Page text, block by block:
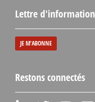
Lettre d'information
JE M'ABONNE
Restons connectés